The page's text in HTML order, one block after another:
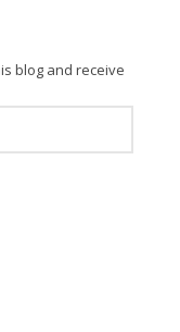
blog and receive